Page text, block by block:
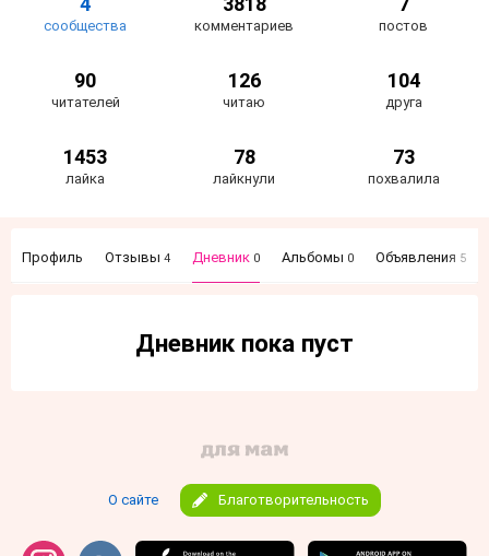
сообщества комментариев постов
90
читателей
126
читаю
104
друга
1453
лайка
78
лайкнули
73
похвалила
Профиль Отзывы 4 Дневник 0 Альбомы 0 Объявления 5
Дневник пока пуст
О сайте Благотворительность